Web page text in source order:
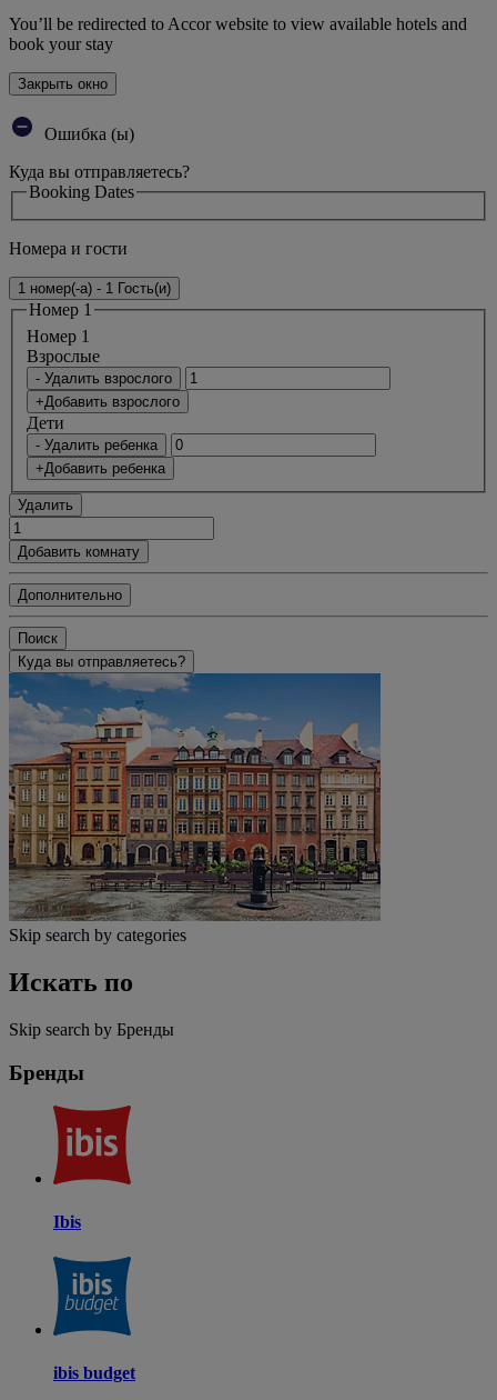
You’ll be redirected to Accor website to view available hotels and
book your stay
Закрыть окно
Ошибка (ы)
Куда вы отправляетесь?
Booking Dates
Номера и гости
1 номер(-а) - 1 Гость(и)
Номер 1
Номер 1
Bзрослые
- Удалить взрослого
+Добавить взрослого
Дети
- Удалить ребенка
+Добавить ребенка
Удалить
Добавить комнату
Дополнительно
Поиск
Куда вы отправляетесь?
Skip search by categories
Искать по
Skip search by Бренды
Бренды
Ibis
ibis budget